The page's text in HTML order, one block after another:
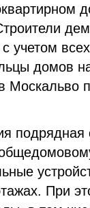
учетом
домов
Москальво
подрядная
При